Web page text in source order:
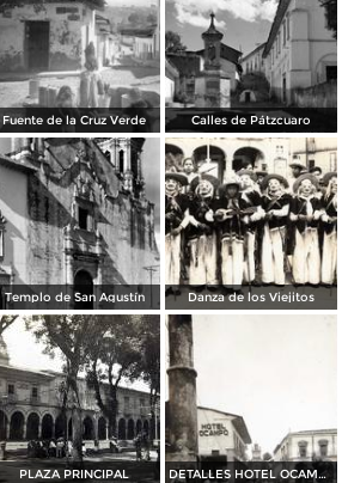
Fuente de la Cruz Verde Calles de Pátzcuaro
Templo de San Agustín Danza de los Viejitos
PLAZA PRINCIPAL DETALLES HOTEL OCAMPO